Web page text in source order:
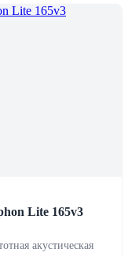
Lite 165v3
акустическая